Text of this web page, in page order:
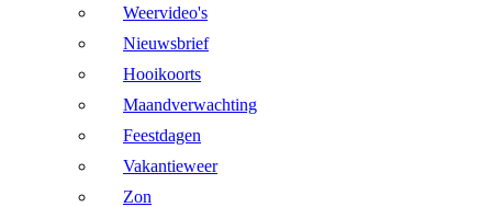
Weervideo's
Nieuwsbrief
Hooikoorts
Maandverwachting
Feestdagen
Vakantieweer
Zon